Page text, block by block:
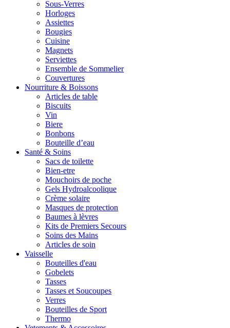
Sous-Verres
Horloges
Assiettes
Bougies
Cuisine
Magnets
Serviettes
Ensemble de Sommelier
Couvertures
Nourriture & Boissons
Articles de table
Biscuits
Vin
Biere
Bonbons
Bouteille d’eau
Santé & Soins
Sacs de toilette
Bien-etre
Mouchoirs de poche
Gels Hydroalcoolique
Crème solaire
Masques de protection
Baumes à lèvres
Kits de Premiers Secours
Soins des Mains
Articles de soin
Vaisselle
Bouteilles d'eau
Gobelets
Tasses
Tasses et Soucoupes
Verres
Bouteilles de Sport
Thermo